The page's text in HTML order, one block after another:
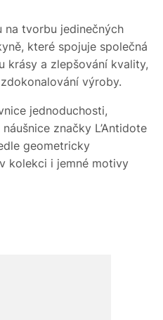
na tvorbu jedinečných
které spojuje společná
krásy a zlepšování kvality,
výroby.
jednoduchosti,
značky L’Antidote
geometricky
kolekci i jemné motivy